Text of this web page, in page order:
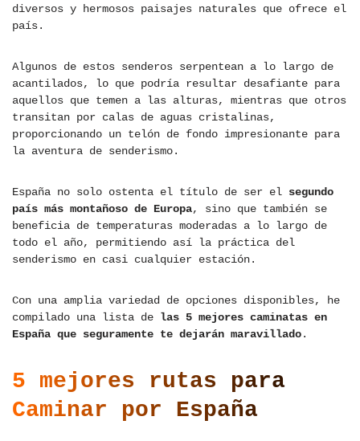
diversos y hermosos paisajes naturales que ofrece el
país.
Algunos de estos senderos serpentean a lo largo de
acantilados, lo que podría resultar desafiante para
aquellos que temen a las alturas, mientras que otros
transitan por calas de aguas cristalinas,
proporcionando un telón de fondo impresionante para
la aventura de senderismo.
España no solo ostenta el título de ser el segundo
país más montañoso de Europa, sino que también se
beneficia de temperaturas moderadas a lo largo de
todo el año, permitiendo así la práctica del
senderismo en casi cualquier estación.
Con una amplia variedad de opciones disponibles, he
compilado una lista de las 5 mejores caminatas en
España que seguramente te dejarán maravillado.
5 mejores rutas para
Caminar por España